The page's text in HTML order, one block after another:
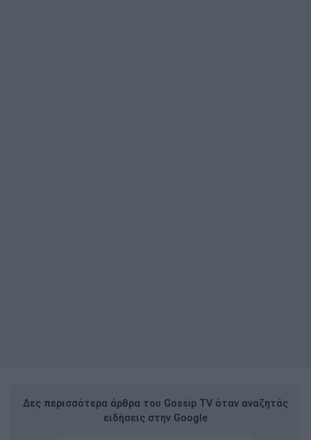
Δες περισσότερα άρθρα του Gossip TV όταν αναζητάς
ειδήσεις στην Google